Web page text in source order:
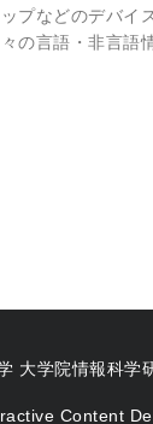
プなどのデバイ
の言語・非言語
大学院情報科学
Content